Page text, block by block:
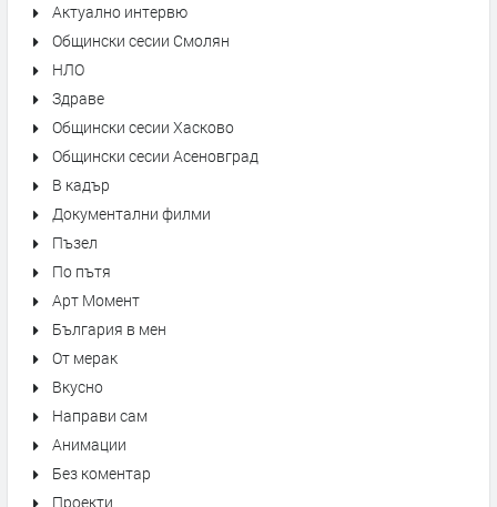
Актуално интервю
Общински сесии Смолян
НЛО
Здраве
Общински сесии Хасково
Общински сесии Асеновград
В кадър
Документални филми
Пъзел
По пътя
Арт Момент
България в мен
От мерак
Вкусно
Направи сам
Анимации
Без коментар
Проекти